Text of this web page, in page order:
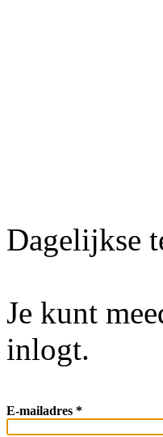
Dagelijkse
Je kunt
inlogt.
E-mailadres *